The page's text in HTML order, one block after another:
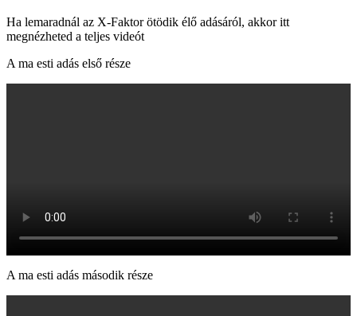
Ha lemaradnál az X-Faktor ötödik élő adásáról, akkor itt
megnézheted a teljes videót
A ma esti adás első része
A ma esti adás második része